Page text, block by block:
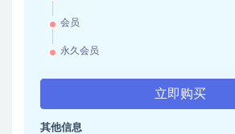
会员
永久会员
立即购买
其他信息